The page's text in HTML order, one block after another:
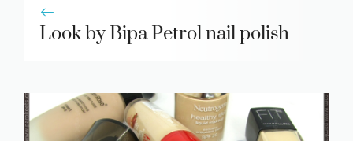
Look by Bipa Petrol nail polish